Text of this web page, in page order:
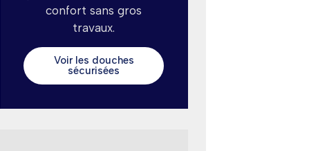
confort sans gros
travaux.
Voir les douches
sécurisées